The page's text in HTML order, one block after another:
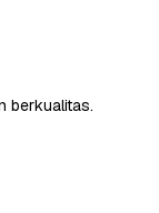
berkualitas.